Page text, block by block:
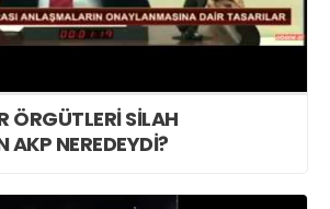
ÖRGÜTLERİ SİLAH
AKP NEREDEYDİ?